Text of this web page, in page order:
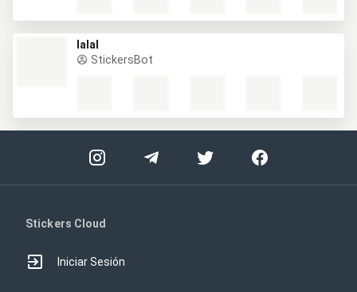
lalal
StickersBot
Stickers Cloud
Iniciar Sesión